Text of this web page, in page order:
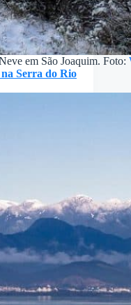
em São Joaquim. Foto:
Serra do Rio